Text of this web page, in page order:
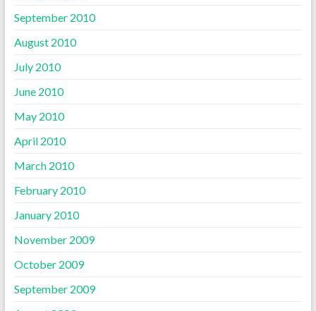
September 2010
August 2010
July 2010
June 2010
May 2010
April 2010
March 2010
February 2010
January 2010
November 2009
October 2009
September 2009